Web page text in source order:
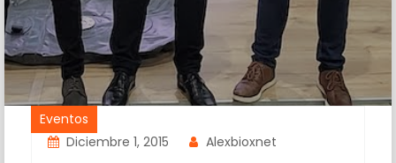
Eventos
Diciembre 1, 2015
Alexbioxnet